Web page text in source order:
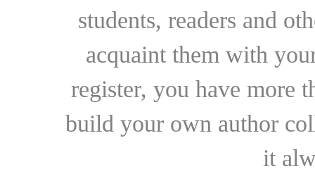
students, readers and
acquaint them with
register, you have more
build your own author
it